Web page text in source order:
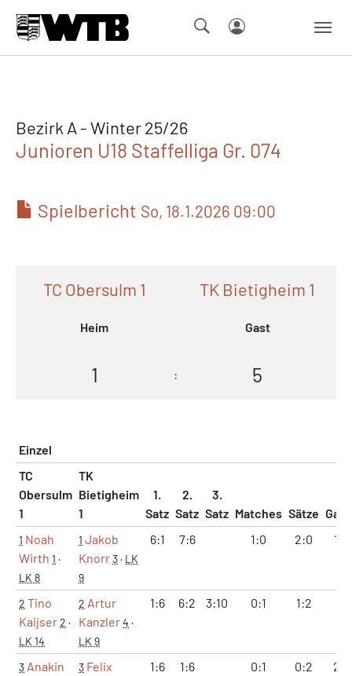
Bezirk A - Winter 25/26
Junioren U18 Staffelliga Gr. 074
Spielbericht So, 18.1.2026 09:00
TC Obersulm 1
Heim
TK Bietigheim 1
Gast
1 : 5
Einzel
TC
Obersulm
1
TK
Bietigheim
1
1.
Satz
2.
Satz
3.
Satz Matches Sätze
1 Noah
Wirth 1 ·
LK 8
1 Jakob
Knorr3· LK
9
6:1 7:6 1:0 2:0
2 Tino
Kaijser2 ·
LK 14
2 Artur
Kanzler4 ·
LK 9
1:6 6:2 3:10 0:1 1:2
3 Anakin
3 Felix
1:6 1:6 0:1 0:2